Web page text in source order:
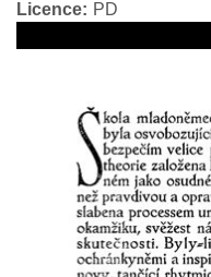
Licence
PD